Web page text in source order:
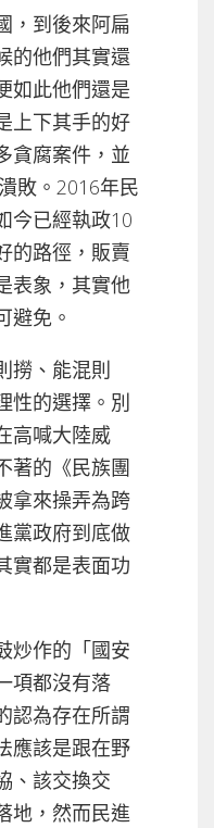
，到後來阿扁
的他們其實還
如此他們還是
上下其手的好
貪腐案件，並
敗。2016年民
今已經執政10
的路徑，販賣
表象，其實他
避免。
撈、能混則
性的選擇。別
高喊大陸威
著的《民族團
拿來操弄為跨
黨政府到底做
實都是表面功
炒作的「國安
項都沒有落
認為存在所謂
應該是跟在野
、該交換交
地，然而民進